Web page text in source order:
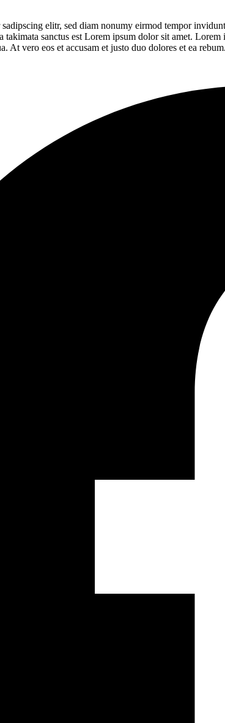
elitr, sed diam nonumy eirmod tempor
takimata sanctus est Lorem ipsum dolor sit amet.
At vero eos et accusam et justo duo dolores et ea